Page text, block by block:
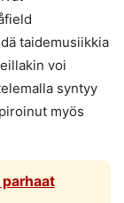
taidemusiikkia
voi
syntyy
myös